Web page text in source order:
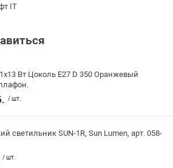
IT
Вт Цоколь E27 D 350 Оранжевый
/ шт.
светильник SUN-1R, Sun Lumen, арт. 058-
/ шт.